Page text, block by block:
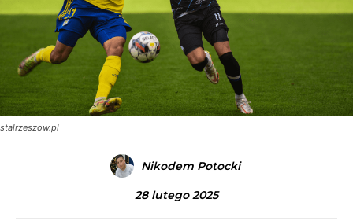
stalrzeszow.pl
Nikodem Potocki
28 lutego 2025